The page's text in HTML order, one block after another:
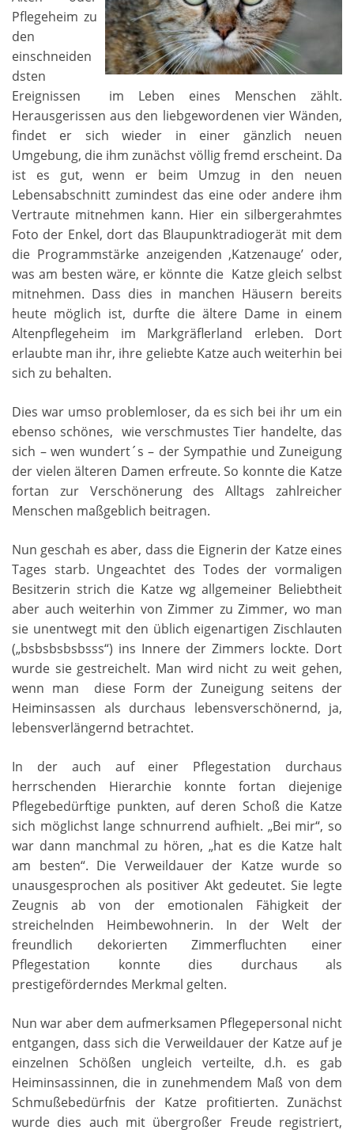
Pflegeheim zu
den
einschneiden
dsten
Ereignissen im Leben eines Menschen zählt.
Herausgerissen aus den liebgewordenen vier Wänden,
findet er sich wieder in einer gänzlich neuen
Umgebung, die ihm zunächst völlig fremd erscheint. Da
ist es gut, wenn er beim Umzug in den neuen
Lebensabschnitt zumindest das eine oder andere ihm
Vertraute mitnehmen kann. Hier ein silbergerahmtes
Foto der Enkel, dort das Blaupunktradiogerät mit dem
die Programmstärke anzeigenden ‚Katzenauge’ oder,
was am besten wäre, er könnte die Katze gleich selbst
mitnehmen. Dass dies in manchen Häusern bereits
heute möglich ist, durfte die ältere Dame in einem
Altenpflegeheim im Markgräflerland erleben. Dort
erlaubte man ihr, ihre geliebte Katze auch weiterhin bei
sich zu behalten.
Dies war umso problemloser, da es sich bei ihr um ein
ebenso schönes, wie verschmustes Tier handelte, das
sich – wen wundert´s – der Sympathie und Zuneigung
der vielen älteren Damen erfreute. So konnte die Katze
fortan zur Verschönerung des Alltags zahlreicher
Menschen maßgeblich beitragen.
Nun geschah es aber, dass die Eignerin der Katze eines
Tages starb. Ungeachtet des Todes der vormaligen
Besitzerin strich die Katze wg allgemeiner Beliebtheit
aber auch weiterhin von Zimmer zu Zimmer, wo man
sie unentwegt mit den üblich eigenartigen Zischlauten
(„bsbsbsbsbsss“) ins Innere der Zimmers lockte. Dort
wurde sie gestreichelt. Man wird nicht zu weit gehen,
wenn man diese Form der Zuneigung seitens der
Heiminsassen als durchaus lebensverschönernd, ja,
lebensverlängernd betrachtet.
In der auch auf einer Pflegestation durchaus
herrschenden Hierarchie konnte fortan diejenige
Pflegebedürftige punkten, auf deren Schoß die Katze
sich möglichst lange schnurrend aufhielt. „Bei mir“, so
war dann manchmal zu hören, „hat es die Katze halt
am besten“. Die Verweildauer der Katze wurde so
unausgesprochen als positiver Akt gedeutet. Sie legte
Zeugnis ab von der emotionalen Fähigkeit der
streichelnden Heimbewohnerin. In der Welt der
freundlich dekorierten Zimmerfluchten einer
Pflegestation konnte dies durchaus als
prestigeförderndes Merkmal gelten.
Nun war aber dem aufmerksamen Pflegepersonal nicht
entgangen, dass sich die Verweildauer der Katze auf je
einzelnen Schößen ungleich verteilte, d.h. es gab
Heiminsassinnen, die in zunehmendem Maß von dem
Schmußebedürfnis der Katze profitierten. Zunächst
wurde dies auch mit übergroßer Freude registriert,